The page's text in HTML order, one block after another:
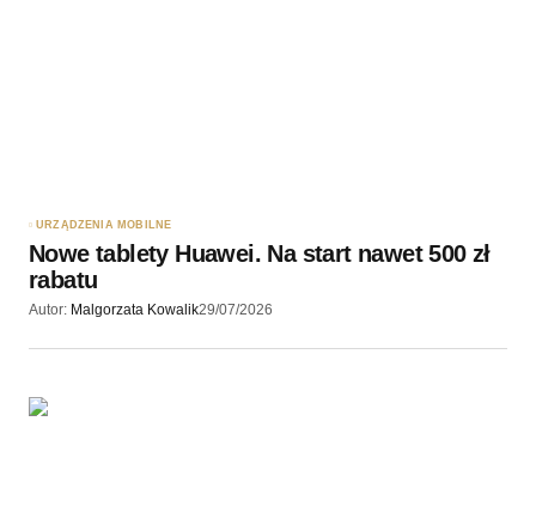
URZĄDZENIA MOBILNE
Nowe tablety Huawei. Na start nawet 500 zł
rabatu
Autor: Malgorzata Kowalik29/07/2026